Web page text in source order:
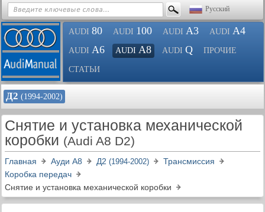
Русский
AUDI 80 AUDI 100 AUDI A3 AUDI A4
AUDI A6 AUDI A8 AUDI Q ПРОЧИЕ
СТАТЬИ
Д2 (1994-2002)
Снятие и установка механической
коробки (Audi A8 D2)
Главная Ауди A8 Д2 (1994-2002)
Трансмиссия
Коробка передач
Снятие и установка механической коробки